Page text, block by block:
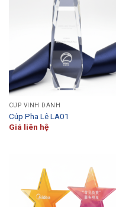
CÚP VINH DANH
Cúp Pha Lê LA01
Giá liên hệ